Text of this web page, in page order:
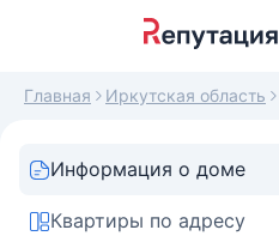
Главная Иркутская область
Информация о доме
Квартиры по адресу